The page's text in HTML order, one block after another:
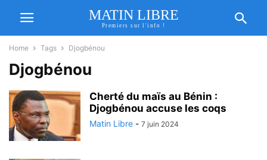
MATIN LIBRE
Premiers sur l'info !
Home Tags Djogbénou
Djogbénou
Cherté du maïs au Bénin :
Djogbénou accuse les coqs
Matin Libre - 7 juin 2024